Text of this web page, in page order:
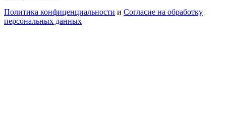
Политика конфиценциальности и Согласие на обработку
персональных данных